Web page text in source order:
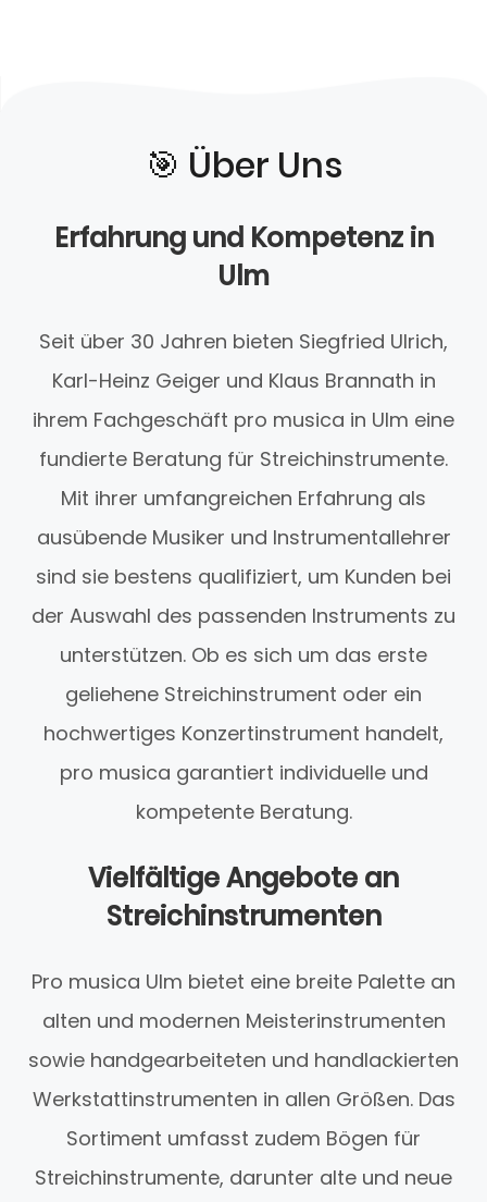
🎯️ Über Uns
Erfahrung und Kompetenz in
Ulm
Seit über 30 Jahren bieten Siegfried Ulrich,
Karl-Heinz Geiger und Klaus Brannath in
ihrem Fachgeschäft pro musica in Ulm eine
fundierte Beratung für Streichinstrumente.
Mit ihrer umfangreichen Erfahrung als
ausübende Musiker und Instrumentallehrer
sind sie bestens qualifiziert, um Kunden bei
der Auswahl des passenden Instruments zu
unterstützen. Ob es sich um das erste
geliehene Streichinstrument oder ein
hochwertiges Konzertinstrument handelt,
pro musica garantiert individuelle und
kompetente Beratung.
Vielfältige Angebote an
Streichinstrumenten
Pro musica Ulm bietet eine breite Palette an
alten und modernen Meisterinstrumenten
sowie handgearbeiteten und handlackierten
Werkstattinstrumenten in allen Größen. Das
Sortiment umfasst zudem Bögen für
Streichinstrumente, darunter alte und neue